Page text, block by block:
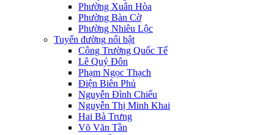
Phường Xuân Hòa
Phường Bàn Cờ
Phường Nhiêu Lộc
Tuyến đường nổi bật
Công Trường Quốc Tế
Lê Quý Đôn
Phạm Ngọc Thạch
Điện Biên Phủ
Nguyễn Đình Chiểu
Nguyễn Thị Minh Khai
Hai Bà Trưng
Võ Văn Tần